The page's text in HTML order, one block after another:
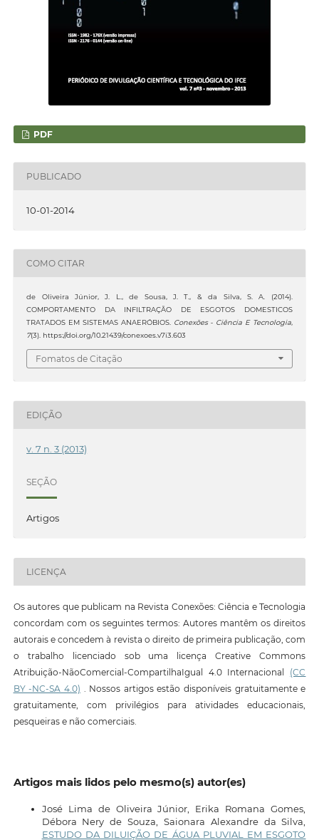
PDF
PUBLICADO
10-01-2014
COMO CITAR
de Oliveira Júnior, J. L., de Sousa, J. T., & da Silva, S. A. (2014).
COMPORTAMENTO DA INFILTRAÇÃO DE ESGOTOS DOMESTICOS
TRATADOS EM SISTEMAS ANAERÓBIOS.
Conexões - Ciência E Tecnologia,
7(3). https://doi.org/10.21439/conexoes.v7i3.603
Fomatos de Citação
EDIÇÃO
v. 7 n. 3 (2013)
SEÇÃO
Artigos
LICENÇA
Os autores que publicam na Revista Conexões: Ciência e Tecnologia
concordam com os seguintes termos: Autores mantêm os direitos
autorais e concedem à revista o direito de primeira publicação, com
o trabalho licenciado sob uma licença Creative Commons
Atribuição-NãoComercial-CompartilhaIgual 4.0 Internacional (CC
BY -NC-SA 4.0) . Nossos artigos estão disponíveis gratuitamente e
gratuitamente, com privilégios para atividades educacionais,
pesqueiras e não comerciais.
Artigos mais lidos pelo mesmo(s) autor(es)
José Lima de Oliveira Júnior, Erika Romana Gomes,
Débora Nery de Souza, Saionara Alexandre da Silva,
ESTUDO DA DILUIÇÃO DE ÁGUA PLUVIAL EM ESGOTO